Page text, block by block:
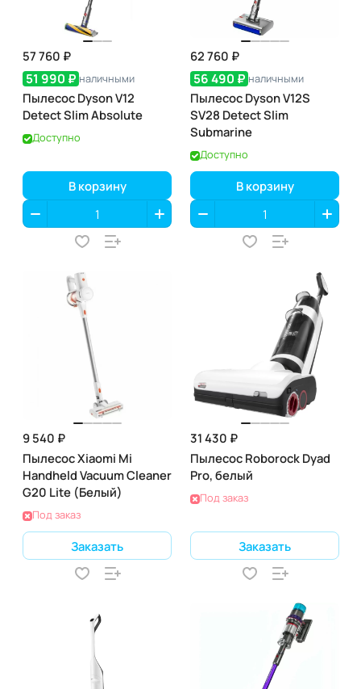
57 760 ₽
51 990 ₽ наличными
Пылесос Dyson V12
Detect Slim Absolute
Доступно
В корзину
62 760 ₽
56 490 ₽ наличными
Пылесос Dyson V12S
SV28 Detect Slim
Submarine
Доступно
В корзину
9 540 ₽
Пылесос Xiaomi Mi
Handheld Vacuum Cleaner
G20 Lite (Белый)
Под заказ
Заказать
31 430 ₽
Пылесос Roborock Dyad
Pro, белый
Под заказ
Заказать